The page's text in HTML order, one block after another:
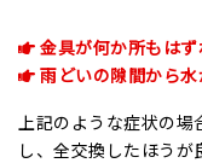
金具が何か所もは
雨どいの隙間から
上記のような症状の
し、全交換したほう